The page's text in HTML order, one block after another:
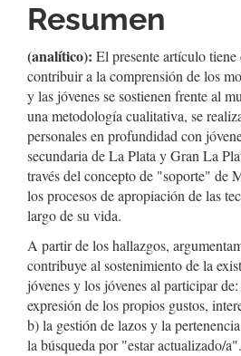
artículo
Resumen
(analítico): El presente artículo
contribuir a la comprensión de los
y las jóvenes se sostienen frente al
una metodología cualitativa, se
personales en profundidad con
secundaria de La Plata y Gran La
través del concepto de "soporte" de
los procesos de apropiación de las
largo de su vida.
A partir de los hallazgos,
contribuye al sostenimiento de la
jóvenes y los jóvenes al participar
expresión de los propios gustos,
b) la gestión de lazos y la
la búsqueda por "estar actualizado/a".